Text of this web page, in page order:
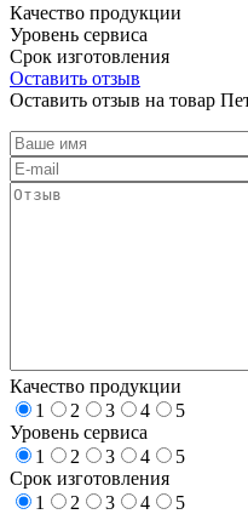
Качество продукции
Уровень сервиса
Срок изготовления
Оставить отзыв
Оставить отзыв на товар
Качество продукции
1
2 3 4
5
Уровень сервиса
1
2 3 4
5
Срок изготовления
1
2 3 4
5